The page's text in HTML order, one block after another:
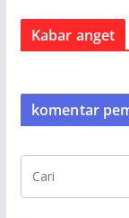
Kabar anget
komentar